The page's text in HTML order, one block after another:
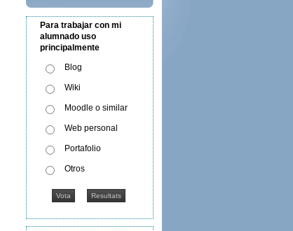
Para trabajar con mi
alumnado uso
principalmente
Blog
Wiki
Moodle o similar
Web personal
Portafolio
Otros